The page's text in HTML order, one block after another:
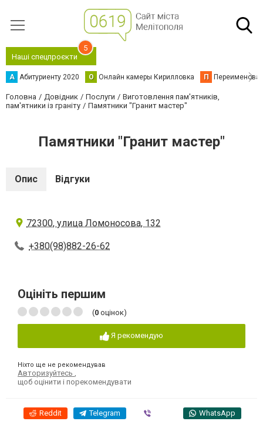
Наші спецпроєкти
5
А Абитуриенту 2020 О Онлайн камеры Кирилловка П
Головна Довідник Послуги
Виготовлення пам'ятників,
пам'ятники із граніту
Памятники "Гранит мастер"
Памятники "Гранит мастер"
Опис Відгуки
72300, улица Ломоносова, 132
+380(98)882-26-62
Оцініть першим
(0 оцінок)
Я рекомендую
Ніхто ще не рекомендував
Авторизуйтесь
щоб оцінити і порекомендувати
Reddit Telegram WhatsApp